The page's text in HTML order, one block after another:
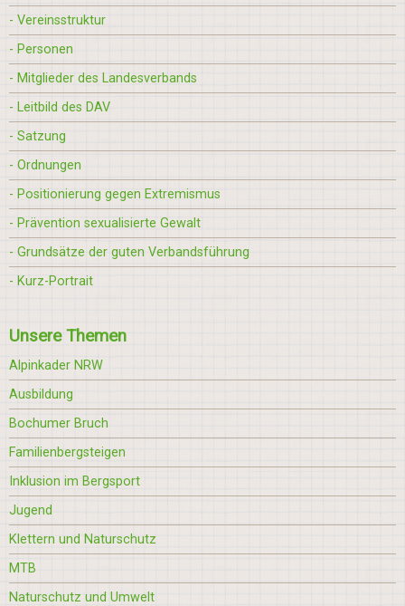
- Vereinsstruktur
- Personen
- Mitglieder des Landesverbands
- Leitbild des DAV
- Satzung
- Ordnungen
- Positionierung gegen Extremismus
- Prävention sexualisierte Gewalt
- Grundsätze der guten Verbandsführung
- Kurz-Portrait
Unsere Themen
Alpinkader NRW
Ausbildung
Bochumer Bruch
Familienbergsteigen
Inklusion im Bergsport
Jugend
Klettern und Naturschutz
MTB
Naturschutz und Umwelt